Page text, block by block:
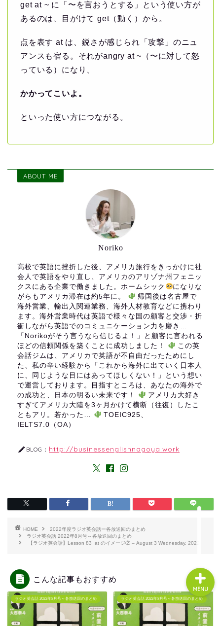
get at ~ に「〜を言おうとする」という使い方が
あるのは、目がけて get（動く）から。
点を表す at は、鋭さが感じられ「攻撃」のニュ
アンスも宿る。それがangry at ~（〜に対して怒
っている）になり、
かかってこいよ。
といった使い方につながる。
ABOUT ME
Noriko
高校で英語に挫折した後、アメリカ旅行をきっかけに社
会人で英語をやり直し、アメリカのアリゾナ州フェニッ
クスにある企業で働きました。ホームシック
になりな
がらもアメリカ滞在は約5年に。
帰国後は名古屋で
海外営業、輸出入関連業務、海外人材教育などに携わり
ます。海外営業時代は英語で様々な国の顧客と交渉・折
衝しながら英語でのコミュニケーション力を磨き…
「Norikoがそう言うなら信じるよ！」と顧客に言われる
ほどの信頼関係を築くことに成功しました！
この英
会話ジムは、アメリカで英語が不自由だったためにし
た、私の辛い経験から「これから海外に出ていく日本人
に、同じような目にはあってほしくない！」という想い
で運営しております。目指すところは、あなたの海外で
の成功と、日本の明るい未来です！
アメリカ大好き
すぎてアメリカ大陸を3ヶ月かけて横断（往復）したこ
ともアリ。若かった…
TOEIC925、
IELTS7.0（OA）
BLOG： http://businessenglishnagoya.work
HOME
2022年度ラジオ英会話ー各放送回のまとめ
ラジオ英会話 2022年8月号～各放送回のまとめ
【ラジオ英会話】Lesson 83 at のイメージ② – August 3 Wednesday, 2022
こんな記事もおすすめ
ラジオ英会話 2022年8月号～各放送回のまとめ ラジオ英会話 2022年8月号～各放送回のまとめ
MENU
コース・料金
よくある質問